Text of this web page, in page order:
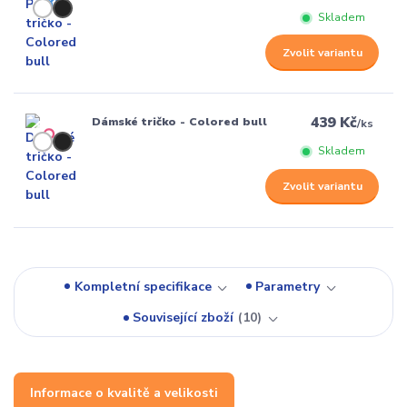
Skladem
Zvolit variantu
Dámské tričko - Colored bull 439 Kč/ks
Skladem
Zvolit variantu
Kompletní specifikace
Parametry
Související zboží
10
Informace o kvalitě a velikosti